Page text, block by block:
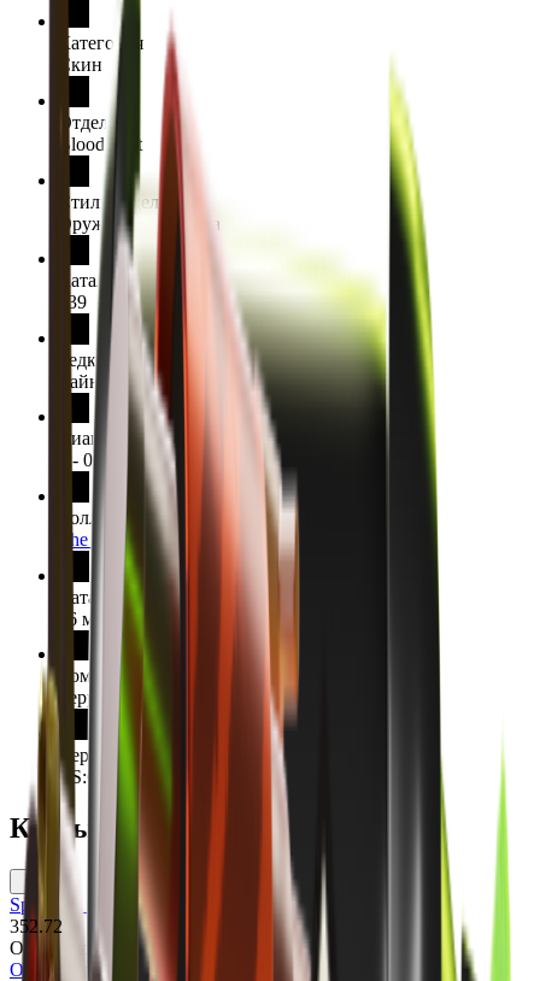
Категория
Скин
Отделка
Bloodsport
Стиль отделки
Оружейная отделка
Каталог отделки
639
Редкость
Тайное
Диапазон Float
0 - 0.45
Коллекция
The Spectrum Collection
Дата выпуска
16 марта 2017 г.
Команда
Террористы
Версия модели
CS:GO
Кейсы
Spectrum Case
352.72
Осмотр скина
Осмотреть в игре